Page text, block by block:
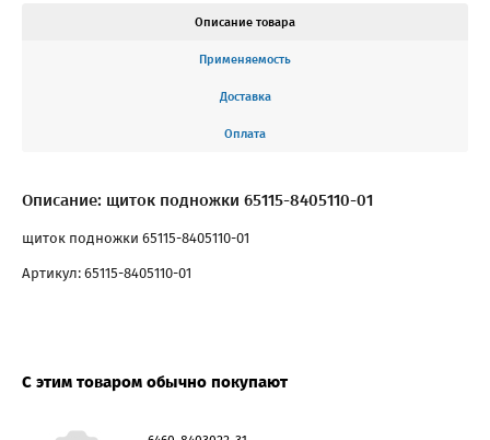
Описание товара
Применяемость
Доставка
Оплата
Описание: щиток подножки 65115-8405110-01
щиток подножки 65115-8405110-01
Артикул: 65115-8405110-01
С этим товаром обычно покупают